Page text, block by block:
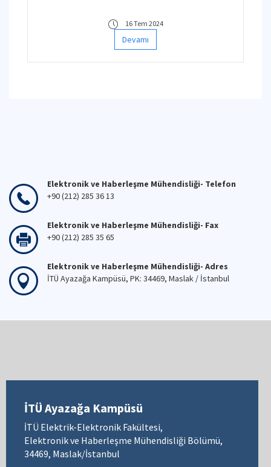
16 Tem 2024
Devamı
Elektronik ve Haberleşme Mühendisliği- Telefon
+90 (212) 285 36 13
Elektronik ve Haberleşme Mühendisliği- Fax
+90 (212) 285 35 65
Elektronik ve Haberleşme Mühendisliği- Adres
İTÜ Ayazağa Kampüsü, PK: 34469, Maslak / İstanbul
İTÜ Ayazağa Kampüsü
İTÜ Elektrik-Elektronik Fakültesi,
Elektronik ve Haberleşme Mühendisliği Bölümü,
34469, Maslak/İstanbul